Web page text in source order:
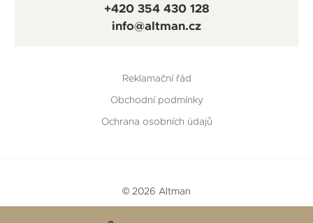
+420 354 430 128
info@altman.cz
Reklamační řád
Obchodní podmínky
Ochrana osobních údajů
© 2026 Altman